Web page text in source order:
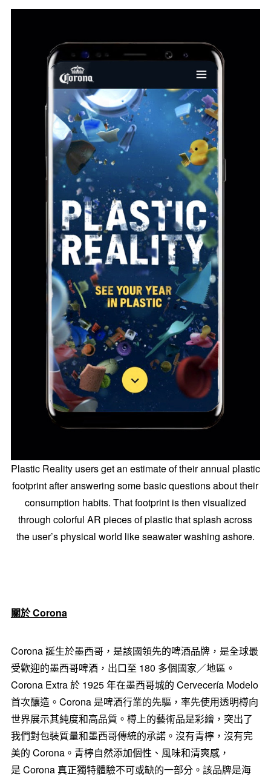
Plastic Reality users get an estimate of their annual plastic
footprint after answering some basic questions about their
consumption habits. That footprint is then visualized
through colorful AR pieces of plastic that splash across
the user’s physical world like seawater washing ashore.
關於Corona
Corona 誕生於墨西哥，是該國領先的啤酒品牌，是全球最
受歡迎的墨西哥啤酒，出口至 180 多個國家／地區。
Corona Extra 於 1925 年在墨西哥城的 Cervecería Modelo
首次釀造。Corona 是啤酒行業的先驅，率先使用透明樽向
世界展示其純度和高品質。樽上的藝術品是彩繪，突出了
我們對包裝質量和墨西哥傳統的承諾。沒有青檸，沒有完
美的 Corona。青檸自然添加個性、風味和清爽感，
是 Corona 真正獨特體驗不可或缺的一部分。該品牌是海